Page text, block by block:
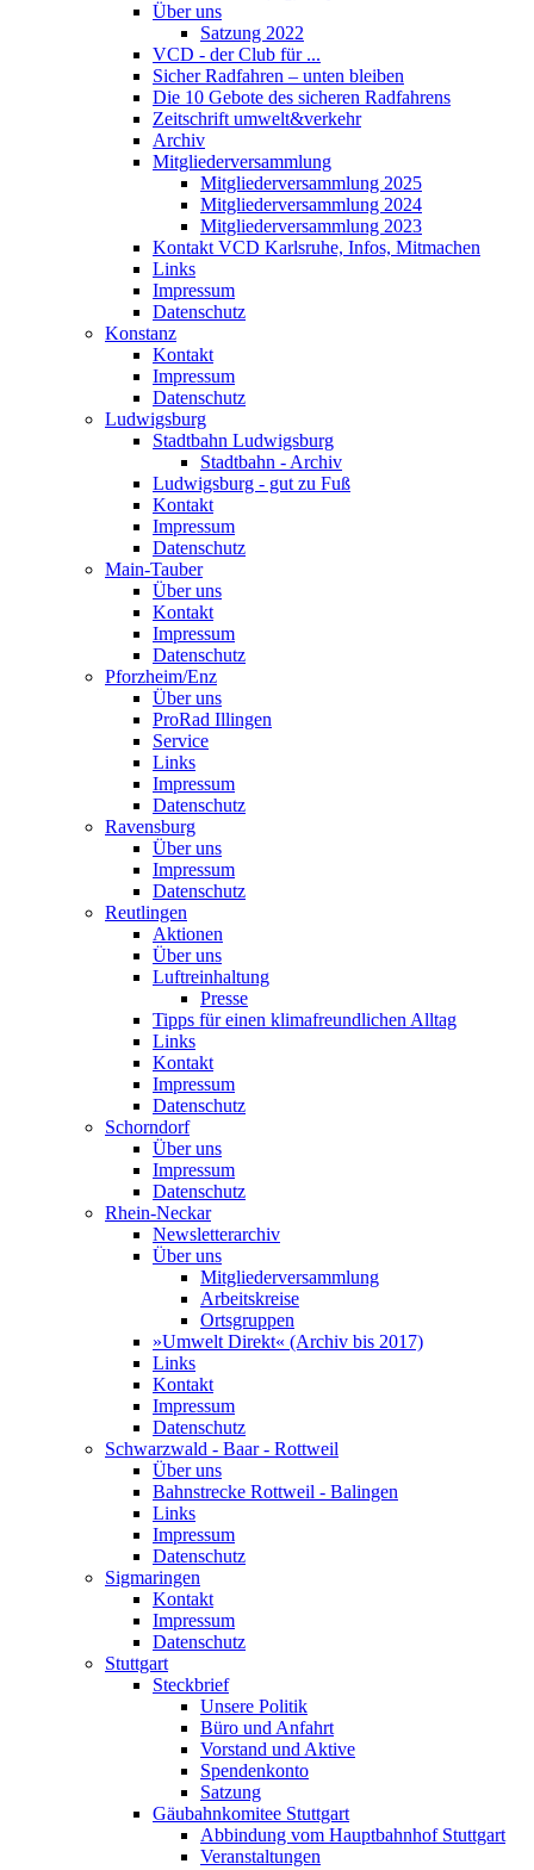
Über uns
Satzung 2022
VCD - der Club für ...
Sicher Radfahren – unten bleiben
Die 10 Gebote des sicheren Radfahrens
Zeitschrift umwelt&verkehr
Archiv
Mitgliederversammlung
Mitgliederversammlung 2025
Mitgliederversammlung 2024
Mitgliederversammlung 2023
Kontakt VCD Karlsruhe, Infos, Mitmachen
Links
Impressum
Datenschutz
Konstanz
Kontakt
Impressum
Datenschutz
Ludwigsburg
Stadtbahn Ludwigsburg
Stadtbahn - Archiv
Ludwigsburg - gut zu Fuß
Kontakt
Impressum
Datenschutz
Main-Tauber
Über uns
Kontakt
Impressum
Datenschutz
Pforzheim/Enz
Über uns
ProRad Illingen
Service
Links
Impressum
Datenschutz
Ravensburg
Über uns
Impressum
Datenschutz
Reutlingen
Aktionen
Über uns
Luftreinhaltung
Presse
Tipps für einen klimafreundlichen Alltag
Links
Kontakt
Impressum
Datenschutz
Schorndorf
Über uns
Impressum
Datenschutz
Rhein-Neckar
Newsletterarchiv
Über uns
Mitgliederversammlung
Arbeitskreise
Ortsgruppen
»Umwelt Direkt« (Archiv bis 2017)
Links
Kontakt
Impressum
Datenschutz
Schwarzwald - Baar - Rottweil
Über uns
Bahnstrecke Rottweil - Balingen
Links
Impressum
Datenschutz
Sigmaringen
Kontakt
Impressum
Datenschutz
Stuttgart
Steckbrief
Unsere Politik
Büro und Anfahrt
Vorstand und Aktive
Spendenkonto
Satzung
Gäubahnkomitee Stuttgart
Abbindung vom Hauptbahnhof Stuttgart
Veranstaltungen